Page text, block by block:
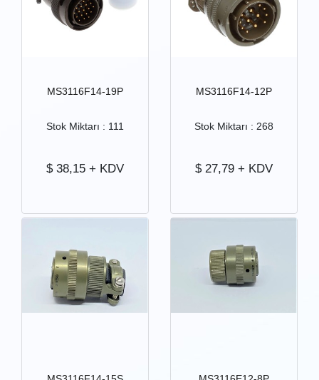
MS3116F14-19P
Stok Miktarı : 111
$ 38,15 + KDV
MS3116F14-12P
Stok Miktarı : 268
$ 27,79 + KDV